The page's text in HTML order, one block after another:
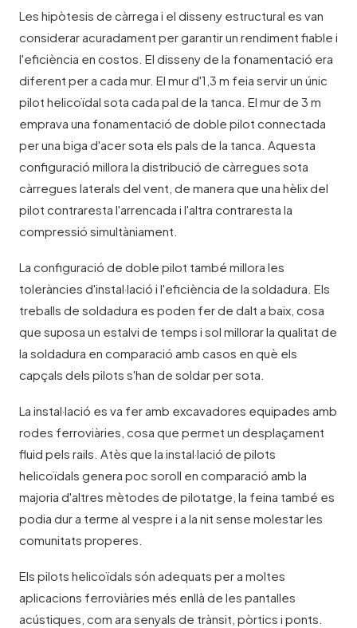
Les hipòtesis de càrrega i el disseny estructural es van
considerar acuradament per garantir un rendiment fiable i
l'eficiència en costos. El disseny de la fonamentació era
diferent per a cada mur. El mur d'1,3 m feia servir un únic
pilot helicoïdal sota cada pal de la tanca. El mur de 3 m
emprava una fonamentació de doble pilot connectada
per una biga d'acer sota els pals de la tanca. Aquesta
configuració millora la distribució de càrregues sota
càrregues laterals del vent, de manera que una hèlix del
pilot contraresta l'arrencada i l'altra contraresta la
compressió simultàniament.
La configuració de doble pilot també millora les
toleràncies d'instal·lació i l'eficiència de la soldadura. Els
treballs de soldadura es poden fer de dalt a baix, cosa
que suposa un estalvi de temps i sol millorar la qualitat de
la soldadura en comparació amb casos en què els
capçals dels pilots s'han de soldar per sota.
La instal·lació es va fer amb excavadores equipades amb
rodes ferroviàries, cosa que permet un desplaçament
fluid pels rails. Atès que la instal·lació de pilots
helicoïdals genera poc soroll en comparació amb la
majoria d'altres mètodes de pilotatge, la feina també es
podia dur a terme al vespre i a la nit sense molestar les
comunitats properes.
Els pilots helicoïdals són adequats per a moltes
aplicacions ferroviàries més enllà de les pantalles
acústiques, com ara senyals de trànsit, pòrtics i ponts.